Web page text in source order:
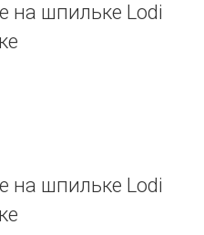
на шпильке Lodi
на шпильке Lodi